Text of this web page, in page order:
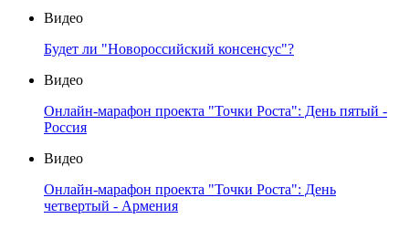
Видео
Будет ли "Новороссийский консенсус"?
Видео
Онлайн-марафон проекта "Точки Роста": День пятый -
Россия
Видео
Онлайн-марафон проекта "Точки Роста": День
четвертый - Армения